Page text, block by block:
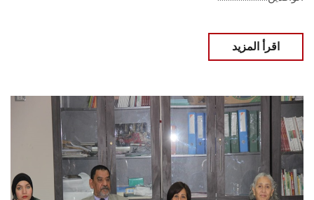
اقرأ المزيد